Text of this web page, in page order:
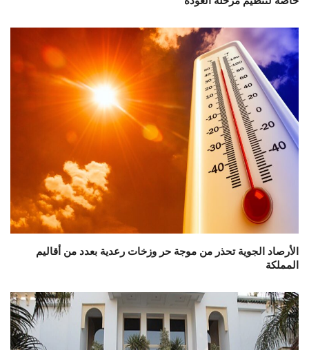
الأرصاد الجوية تحذر من موجة حر وزخات رعدية بعدد من أقاليم
المملكة